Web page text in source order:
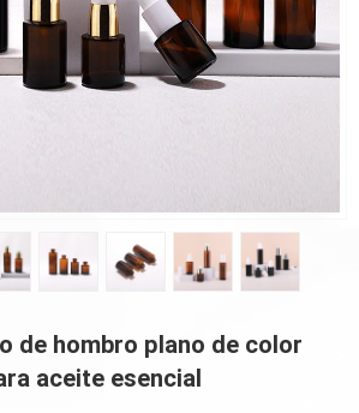
de hombro plano de color
aceite esencial